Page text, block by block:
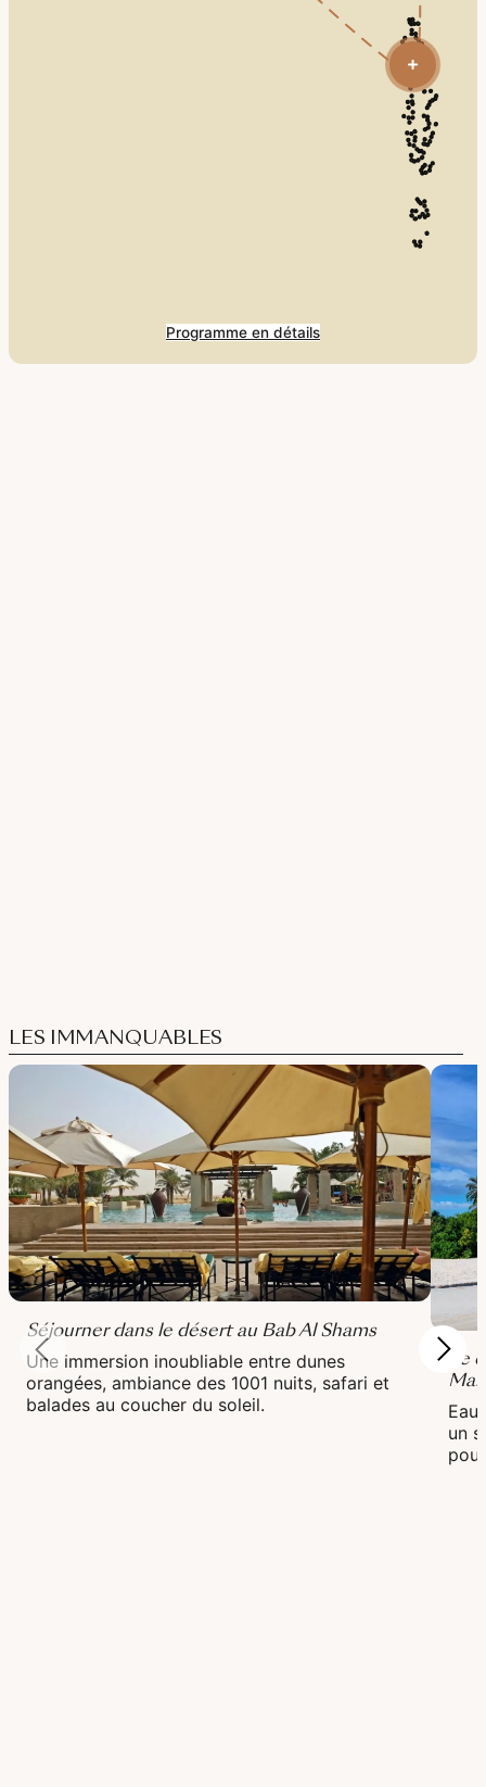
Programme en détails
LES IMMANQUABLES
Séjourner dans le désert au Bab Al Shams
Une immersion inoubliable entre dunes
orangées, ambiance des 1001 nuits, safari et
balades au coucher du soleil.
Se
Eau
un